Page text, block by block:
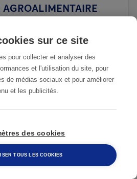
AGROALIMENTAIRE
sur ce site
pour collecter et analyser des
et l'utilisation du site, pour
de médias sociaux et pour améliorer
et les publicités.
des cookies
TOUS LES COOKIES